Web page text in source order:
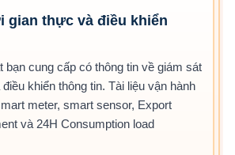
gian thực và điều khiển
bạn cung cấp có thông tin về giám sát
khiển thông tin. Tài liệu vận hành
meter, smart sensor, Export
và 24H Consumption load